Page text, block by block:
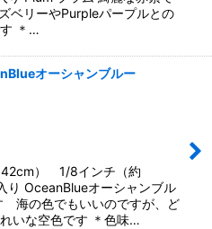
リーやPurpleパープルとの
＊…
オーシャンブルー
42cm） 1/8インチ（約
OceanBlueオーシャンブル
海の色でもいいのですが、ど
いな空色です ＊色味…